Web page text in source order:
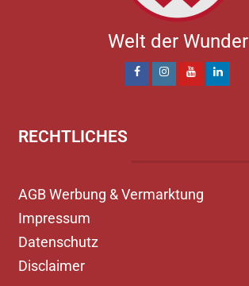
Welt der Wunder
RECHTLICHES
AGB Werbung & Vermarktung
Impressum
Datenschutz
Disclaimer